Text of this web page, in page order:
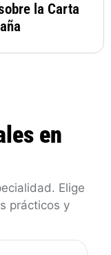
la Carta
en
Elige
prácticos y